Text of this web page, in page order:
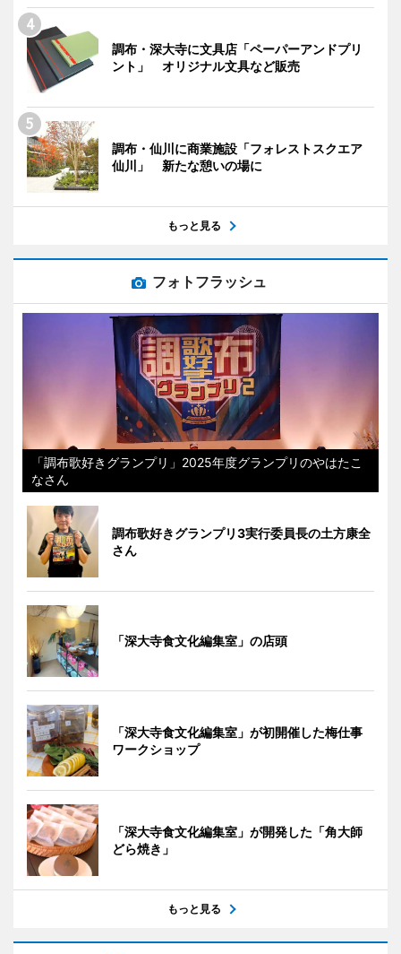
調布・深大寺に文具店「ペーパーアンドプリ
ント」 オリジナル文具など販売
調布・仙川に商業施設「フォレストスクエア
仙川」 新たな憩いの場に
もっと見る
フォトフラッシュ
「調布歌好きグランプリ」2025年度グランプリのやはたこ
なさん
調布歌好きグランプリ3実行委員長の土方康全
さん
「深大寺食文化編集室」の店頭
「深大寺食文化編集室」が初開催した梅仕事
ワークショップ
「深大寺食文化編集室」が開発した「角大師
どら焼き」
もっと見る